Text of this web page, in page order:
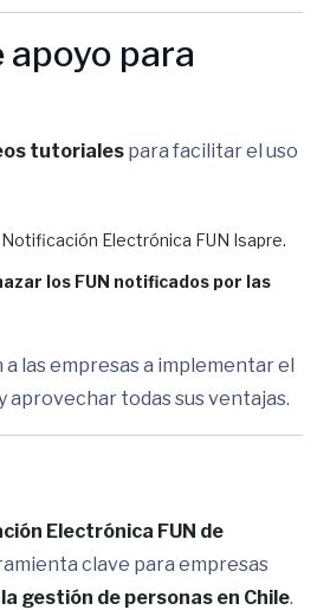
apoyo para
tutoriales para facilitar el uso
Notificación Electrónica FUN Isapre.
los FUN notificados por las
a las empresas a implementar el
aprovechar todas sus ventajas.
Electrónica FUN de
clave para empresas
gestión de personas en Chile.